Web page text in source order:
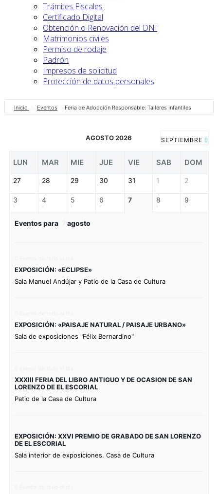
Trámites Fiscales
Certificado Digital
Obtención o Renovación del DNI
Matrimonios civiles
Permiso de rodaje
Padrón
Impresos de solicitud
Protección de datos personales
Inicio Eventos Feria de Adopción Responsable: Talleres infantiles
AGOSTO 2026 SEPTIEMBRE
LUN MAR MIE JUE VIE SAB DOM
27 28 29 30 31 1 2
3 4 5 6 7 8 9
Eventos para agosto
EXPOSICIÓN: «ECLIPSE»
Sala Manuel Andújar y Patio de la Casa de Cultura
EXPOSICIÓN: «PAISAJE NATURAL / PAISAJE URBANO»
Sala de exposiciones "Félix Bernardino"
XXXIII FERIA DEL LIBRO ANTIGUO Y DE OCASION DE SAN
LORENZO DE EL ESCORIAL
Patio de la Casa de Cultura
EXPOSICIÓN: XXVI PREMIO DE GRABADO DE SAN LORENZO
DE EL ESCORIAL
Sala interior de exposiciones. Casa de Cultura